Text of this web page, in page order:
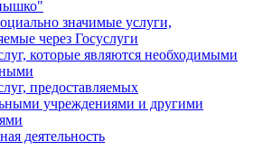
значимые услуги,
через Госуслуги
которые являются необходимыми
предоставляемых
учреждениями и другими
деятельность